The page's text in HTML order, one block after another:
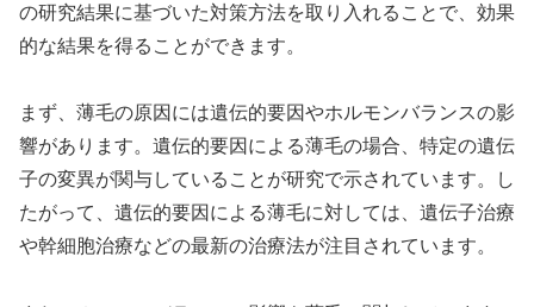
の研究結果に基づいた対策方法を取り入れることで、効果
的な結果を得ることができます。
まず、薄毛の原因には遺伝的要因やホルモンバランスの影
響があります。遺伝的要因による薄毛の場合、特定の遺伝
子の変異が関与していることが研究で示されています。し
たがって、遺伝的要因による薄毛に対しては、遺伝子治療
や幹細胞治療などの最新の治療法が注目されています。